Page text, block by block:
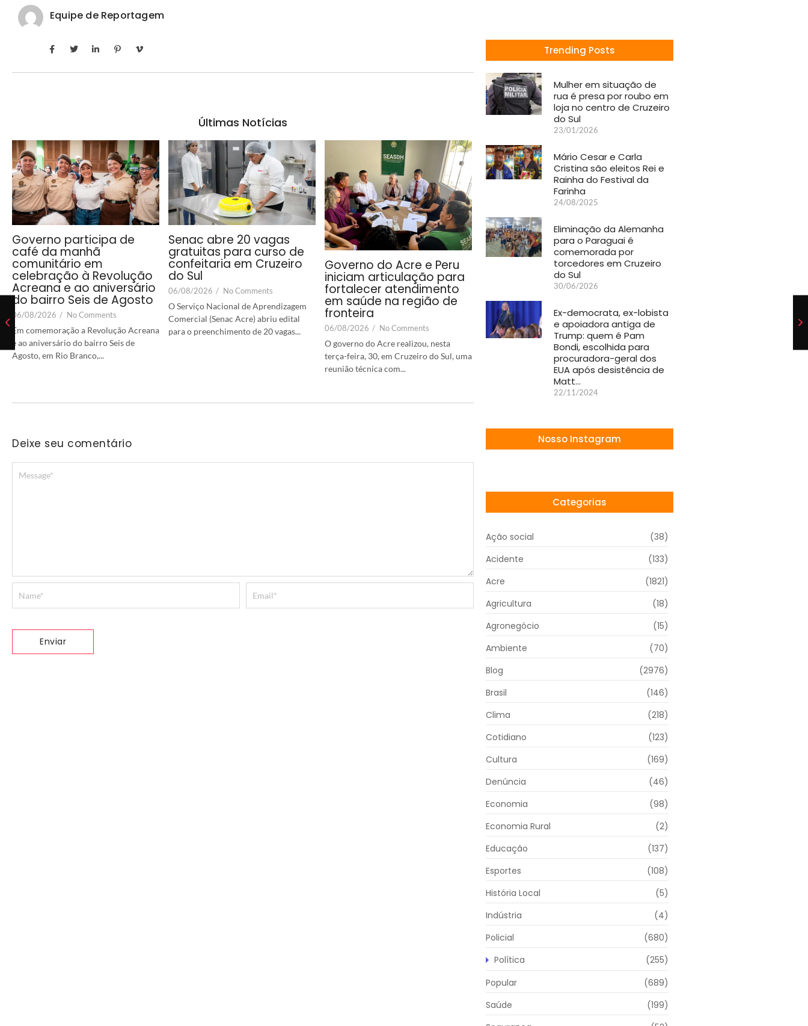
Equipe de Reportagem
Últimas Notícias
Governo participa de
café da manhã
comunitário em
celebração à Revolução
Acreana e ao aniversário
do bairro Seis de Agosto
06/08/2026 / No Comments
Em comemoração a Revolução Acreana
e ao aniversário do bairro Seis de
Agosto, em Rio Branco,...
Senac abre 20 vagas
gratuitas para curso de
confeitaria em Cruzeiro
do Sul
06/08/2026 / No Comments
O Serviço Nacional de Aprendizagem
Comercial (Senac Acre) abriu edital
para o preenchimento de 20 vagas...
Governo do Acre e Peru
iniciam articulação para
fortalecer atendimento
em saúde na região de
fronteira
06/08/2026 / No Comments
O governo do Acre realizou, nesta
terça-feira, 30, em Cruzeiro do Sul, uma
reunião técnica com...
Deixe seu comentário
Trending Posts
Mulher em situação de
rua é presa por roubo em
loja no centro de Cruzeiro
do Sul
23/01/2026
Mário Cesar e Carla
Cristina são eleitos Rei e
Rainha do Festival da
Farinha
24/08/2025
Eliminação da Alemanha
para o Paraguai é
comemorada por
torcedores em Cruzeiro
do Sul
30/06/2026
Ex-democrata, ex-lobista
e apoiadora antiga de
Trump: quem é Pam
Bondi, escolhida para
procuradora-geral dos
EUA após desistência de
Matt…
22/11/2024
Nosso Instagram
Categorias
Ação social
(38)
Acidente
(133)
Acre
(1821)
Agricultura
(18)
Agronegócio
(15)
Ambiente
(70)
Blog
(2976)
Brasil
(146)
Clima
(218)
Cotidiano
(123)
Cultura
(169)
Denúncia
(46)
Economia
(98)
Economia Rural
(2)
Educação
(137)
Esportes
(108)
História Local
(5)
Indústria
(4)
Policial
(680)
Política
(255)
Popular
(689)
Saúde
(199)